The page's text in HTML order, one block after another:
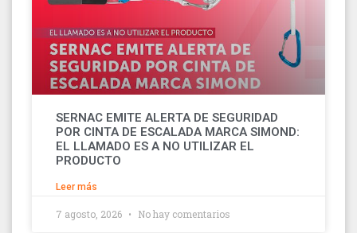
SERNAC EMITE ALERTA DE SEGURIDAD
POR CINTA DE ESCALADA MARCA SIMOND:
EL LLAMADO ES A NO UTILIZAR EL
PRODUCTO
Leer más
7 agosto, 2026 No hay comentarios